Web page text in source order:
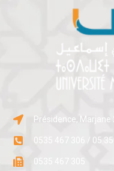
Présidence, Marjane
0535 467 306 / 05
0535 467 305